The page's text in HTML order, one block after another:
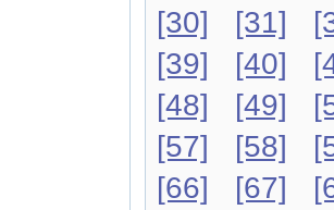
[30]
[31]
[39]
[40]
[48]
[49]
[57]
[58]
[66]
[67]